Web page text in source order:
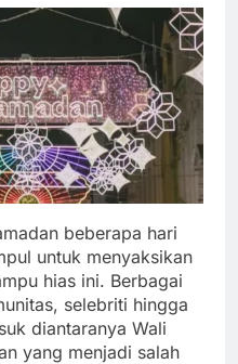
beberapa hari
untuk menyaksikan
hias ini. Berbagai
selebriti hingga
diantaranya Wali
yang menjadi salah